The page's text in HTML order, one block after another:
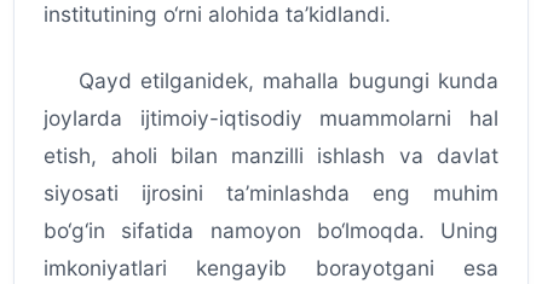
institutining o‘rni alohida ta’kidlandi.
Qayd etilganidek, mahalla bugungi kunda
joylarda ijtimoiy-iqtisodiy muammolarni hal
etish, aholi bilan manzilli ishlash va davlat
siyosati ijrosini ta’minlashda eng muhim
bo‘g‘in sifatida namoyon bo‘lmoqda. Uning
imkoniyatlari kengayib borayotgani esa